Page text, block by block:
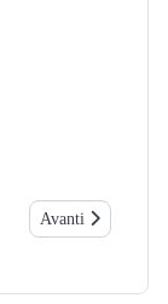
Kamal e la
Articolo
Avanti